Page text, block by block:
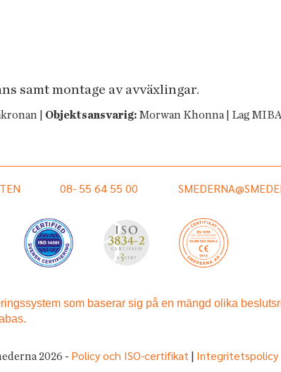
samt montage av avväxlingar.
| Objektsansvarig: Morwan Khonna | Lag MIBA
08- 55 64 55 00
2026 - Policy och ISO-certifikat Integritetspolicy